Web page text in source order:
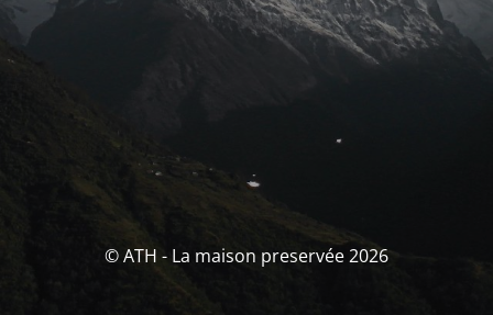
© ATH - La maison preservée 2026